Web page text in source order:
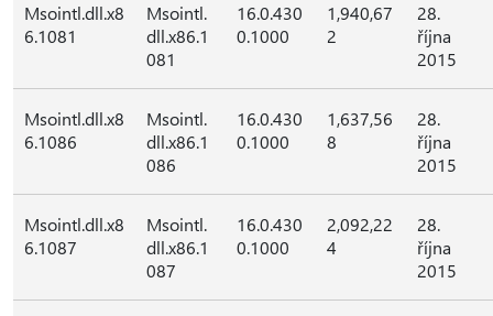
Msointl.dll.x8
6.1081
Msointl.
dll.x86.1
081
16.0.430
0.1000
1,940,67
2
28.
října
2015
Msointl.dll.x8
6.1086
Msointl.
dll.x86.1
086
16.0.430
0.1000
1,637,56
8
28.
října
2015
Msointl.dll.x8
6.1087
Msointl.
dll.x86.1
087
16.0.430
0.1000
2,092,22
4
28.
října
2015